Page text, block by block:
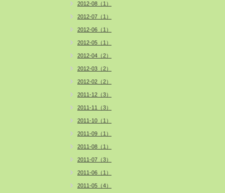
2012-08（1）
2012-07（1）
2012-06（1）
2012-05（1）
2012-04（2）
2012-03（2）
2012-02（2）
2011-12（3）
2011-11（3）
2011-10（1）
2011-09（1）
2011-08（1）
2011-07（3）
2011-06（1）
2011-05（4）